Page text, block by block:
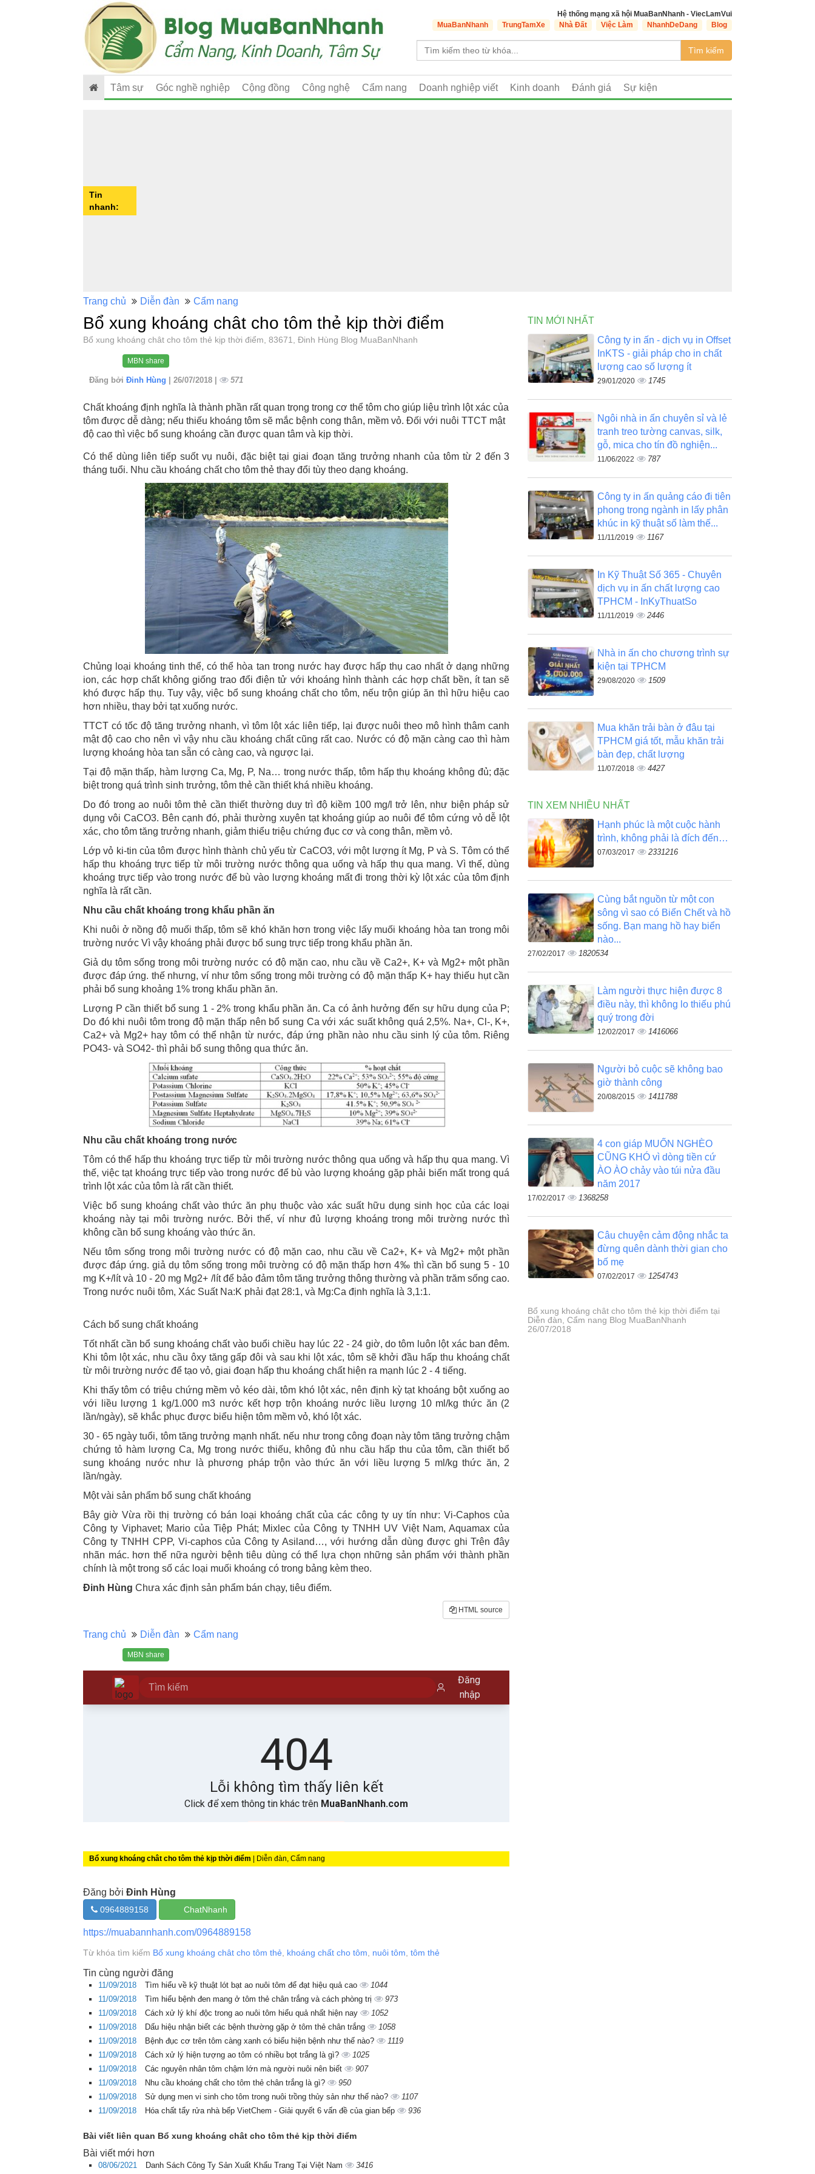
Hệ thống mạng xã hội MuaBanNhanh - ViecLamVui
MuaBanNhanh
TrungTamXe Nhà Đất Việc Làm NhanhDeDang Blog
Tìm kiếm
Tâm sự Góc nghề nghiệp Cộng đồng Công nghệ Cẩm nang Doanh nghiệp viết Kinh doanh Đánh giá Sự kiện
Tin
nhanh:
Trang chủ Diễn đàn Cẩm nang
Bổ xung khoáng chât cho tôm thẻ kịp thời điểm
Bổ xung khoáng chât cho tôm thẻ kịp thời điểm, 83671, Đinh Hùng Blog MuaBanNhanh
MBN share
Đăng bởi Đinh Hùng | 26/07/2018 | 571
Chất khoáng định nghĩa là thành phần rất quan trọng trong cơ thể tôm cho giúp liệu trình lột xác của
tôm được dễ dàng; nếu thiếu khoáng tôm sẽ mắc bệnh cong thân, mềm vỏ. Đối với nuôi TTCT mật
độ cao thì việc bổ sung khoáng cần được quan tâm và kịp thời.
Có thể dùng liên tiếp suốt vụ nuôi, đặc biệt tại giai đoạn tăng trưởng nhanh của tôm từ 2 đến 3
tháng tuổi. Nhu cầu khoáng chất cho tôm thẻ thay đổi tùy theo dạng khoáng.
Chủng loại khoáng tinh thể, có thể hòa tan trong nước hay được hấp thụ cao nhất ở dạng những
ion, các hợp chất không giống trao đổi điện tử với khoáng hình thành các hợp chất bền, ít tan sẽ
khó được hấp thụ. Tuy vậy, việc bổ sung khoáng chất cho tôm, nếu trộn giúp ăn thì hữu hiệu cao
hơn nhiều, thay bởi tạt xuống nước.
TTCT có tốc độ tăng trưởng nhanh, vì tôm lột xác liên tiếp, lại được nuôi theo mô hình thâm canh
mật độ cao cho nên vì vậy nhu cầu khoáng chất cũng rất cao. Nước có độ mặn càng cao thì hàm
lượng khoáng hòa tan sẵn có càng cao, và ngược lại.
Tại độ mặn thấp, hàm lượng Ca, Mg, P, Na… trong nước thấp, tôm hấp thụ khoáng không đủ; đặc
biệt trong quá trình sinh trưởng, tôm thẻ cần thiết khá nhiều khoáng.
Do đó trong ao nuôi tôm thẻ cần thiết thường duy trì độ kiềm 100 mg/l trở lên, như biện pháp sử
dụng vôi CaCO3. Bên cạnh đó, phải thường xuyên tạt khoáng giúp ao nuôi để tôm cứng vỏ dễ lột
xác, cho tôm tăng trưởng nhanh, giảm thiểu triệu chứng đục cơ và cong thân, mềm vỏ.
Lớp vỏ ki-tin của tôm được hình thành chủ yếu từ CaCO3, với một lượng ít Mg, P và S. Tôm có thể
hấp thu khoáng trực tiếp từ môi trường nước thông qua uống và hấp thụ qua mang. Vì thế, dùng
khoáng trực tiếp vào trong nước để bù vào lượng khoáng mất đi trong thời kỳ lột xác của tôm định
nghĩa là rất cần.
Nhu cầu chất khoáng trong khẩu phần ăn
Khi nuôi ở nồng độ muối thấp, tôm sẽ khó khăn hơn trong việc lấy muối khoáng hòa tan trong môi
trường nước Vì vậy khoáng phải được bổ sung trực tiếp trong khẩu phần ăn.
Giả dụ tôm sống trong môi trường nước có độ mặn cao, nhu cầu về Ca2+, K+ và Mg2+ một phần
được đáp ứng. thế nhưng, ví như tôm sống trong môi trường có độ mặn thấp K+ hay thiếu hụt cần
phải bổ sung khoảng 1% trong khẩu phần ăn.
Lượng P cần thiết bổ sung 1 - 2% trong khẩu phần ăn. Ca có ảnh hưởng đến sự hữu dụng của P;
Do đó khi nuôi tôm trong độ mặn thấp nên bổ sung Ca với xác suất không quá 2,5%. Na+, Cl-, K+,
Ca2+ và Mg2+ hay tôm có thể nhận từ nước, đáp ứng phần nào nhu cầu sinh lý của tôm. Riêng
PO43- và SO42- thì phải bổ sung thông qua thức ăn.
Nhu cầu chất khoáng trong nước
Tôm có thể hấp thu khoáng trực tiếp từ môi trường nước thông qua uống và hấp thụ qua mang. Vì
thế, việc tạt khoáng trực tiếp vào trong nước để bù vào lượng khoáng gặp phải biến mất trong quá
trình lột xác của tôm là rất cần thiết.
Việc bổ sung khoáng chất vào thức ăn phụ thuộc vào xác suất hữu dụng sinh học của các loại
khoáng này tại môi trường nước. Bởi thế, ví như đủ lượng khoáng trong môi trường nước thì
không cần bổ sung khoáng vào thức ăn.
Nếu tôm sống trong môi trường nước có độ mặn cao, nhu cầu về Ca2+, K+ và Mg2+ một phần
được đáp ứng. giả dụ tôm sống trong môi trường có độ mặn thấp hơn 4‰ thì cần bổ sung 5 - 10
mg K+/lít và 10 - 20 mg Mg2+ /lít để bảo đảm tôm tăng trưởng thông thường và phần trăm sống cao.
Trong nước nuôi tôm, Xác Suất Na:K phải đạt 28:1, và Mg:Ca định nghĩa là 3,1:1.
Cách bổ sung chất khoáng
Tốt nhất cần bổ sung khoáng chất vào buổi chiều hay lúc 22 - 24 giờ, do tôm luôn lột xác ban đêm.
Khi tôm lột xác, nhu cầu ôxy tăng gấp đôi và sau khi lột xác, tôm sẽ khởi đầu hấp thu khoáng chất
từ môi trường nước để tạo vỏ, giai đoạn hấp thu khoáng chất hiện ra mạnh lúc 2 - 4 tiếng.
Khi thấy tôm có triệu chứng mềm vỏ kéo dài, tôm khó lột xác, nên định kỳ tạt khoáng bột xuống ao
với liều lượng 1 kg/1.000 m3 nước kết hợp trộn khoáng nước liều lượng 10 ml/kg thức ăn (2
lần/ngày), sẽ khắc phục được biểu hiện tôm mềm vỏ, khó lột xác.
30 - 65 ngày tuổi, tôm tăng trưởng mạnh nhất. nếu như trong công đoạn này tôm tăng trưởng chậm
chứng tỏ hàm lượng Ca, Mg trong nước thiếu, không đủ nhu cầu hấp thu của tôm, cần thiết bổ
sung khoáng nước như là phương pháp trộn vào thức ăn với liều lượng 5 ml/kg thức ăn, 2
lần/ngày.
Một vài sản phẩm bổ sung chất khoáng
Bây giờ Vừa rồi thị trường có bán loại khoáng chất của các công ty uy tín như: Vi-Caphos của
Công ty Viphavet; Mario của Tiệp Phát; Mixlec của Công ty TNHH UV Việt Nam, Aquamax của
Công ty TNHH CPP, Vi-caphos của Công ty Asiland…, với hướng dẫn dùng được ghi Trên đây
nhãn mác. hơn thế nữa người bệnh tiêu dùng có thể lựa chọn những sản phẩm với thành phần
chính là một trong số các loại muối khoáng có trong bảng kèm theo.
Đinh Hùng Chưa xác định sản phẩm bán chạy, tiêu điểm.
HTML source
Trang chủ Diễn đàn Cẩm nang
MBN share
Bổ xung khoáng chât cho tôm thẻ kịp thời điểm | Diễn đàn, Cẩm nang
Đăng bởi Đinh Hùng
0964889158 ChatNhanh
https://muabannhanh.com/0964889158
Từ khóa tìm kiếm Bổ xung khoáng chât cho tôm thẻ khoáng chất cho tôm nuôi tôm tôm thẻ
Tin cùng người đăng
11/09/2018 Tìm hiểu về kỹ thuật lót bạt ao nuôi tôm để đạt hiệu quả cao
1044
11/09/2018
Tìm hiểu bệnh đen mang ở tôm thẻ chân trắng và cách phòng trị
973
11/09/2018
Cách xử lý khí độc trong ao nuôi tôm hiểu quả nhất hiện nay
1052
11/09/2018
Dấu hiệu nhận biết các bệnh thường gặp ở tôm thẻ chân trắng
1058
11/09/2018
Bệnh đục cơ trên tôm càng xanh có biểu hiện bệnh như thế nào?
1119
11/09/2018
Cách xử lý hiện tượng ao tôm có nhiều bọt trắng là gì?
1025
11/09/2018
Các nguyên nhân tôm chậm lớn mà người nuôi nên biết
907
11/09/2018
Nhu cầu khoáng chất cho tôm thẻ chân trắng là gì?
950
11/09/2018
Sử dụng men vi sinh cho tôm trong nuôi trồng thủy sản như thế nào?
1107
11/09/2018
Hóa chất tẩy rửa nhà bếp VietChem - Giải quyết 6 vấn đề của gian bếp 936
Bài viết liên quan Bổ xung khoáng chât cho tôm thẻ kịp thời điểm
Bài viết mới hơn
08/06/2021 Danh Sách Công Ty Sản Xuất Khẩu Trang Tại Việt Nam 3416
TIN MỚI NHẤT
Công ty in ấn - dịch vụ in Offset
InKTS - giải pháp cho in chất
lượng cao số lượng ít
29/01/2020 1745
Ngôi nhà in ấn chuyên sỉ và lẻ
tranh treo tường canvas, silk,
gỗ, mica cho tín đồ nghiện...
11/06/2022 787
Công ty in ấn quảng cáo đi tiên
phong trong ngành in lấy phân
khúc in kỹ thuật số làm thế...
11/11/2019 1167
In Kỹ Thuật Số 365 - Chuyên
dịch vụ in ấn chất lượng cao
TPHCM - InKyThuatSo
11/11/2019 2446
Nhà in ấn cho chương trình sự
kiện tại TPHCM
29/08/2020 1509
Mua khăn trải bàn ở đâu tại
TPHCM giá tốt, mẫu khăn trải
bàn đẹp, chất lượng
11/07/2018 4427
TIN XEM NHIỀU NHẤT
Hạnh phúc là một cuộc hành
trình, không phải là đích đến…
07/03/2017 2331216
Cùng bắt nguồn từ một con
sông vì sao có Biển Chết và hồ
sống. Bạn mang hồ hay biển
nào...
27/02/2017 1820534
Làm người thực hiện được 8
điều này, thì không lo thiếu phú
quý trong đời
12/02/2017 1416066
Người bỏ cuộc sẽ không bao
giờ thành công
20/08/2015 1411788
4 con giáp MUỐN NGHÈO
CŨNG KHÓ vì dòng tiền cứ
ÀO ÀO chảy vào túi nửa đầu
năm 2017
17/02/2017 1368258
Câu chuyện cảm động nhắc ta
đừng quên dành thời gian cho
bố mẹ
07/02/2017 1254743
Bổ xung khoáng chât cho tôm thẻ kịp thời điểm tại
Diễn đàn, Cẩm nang Blog MuaBanNhanh
26/07/2018